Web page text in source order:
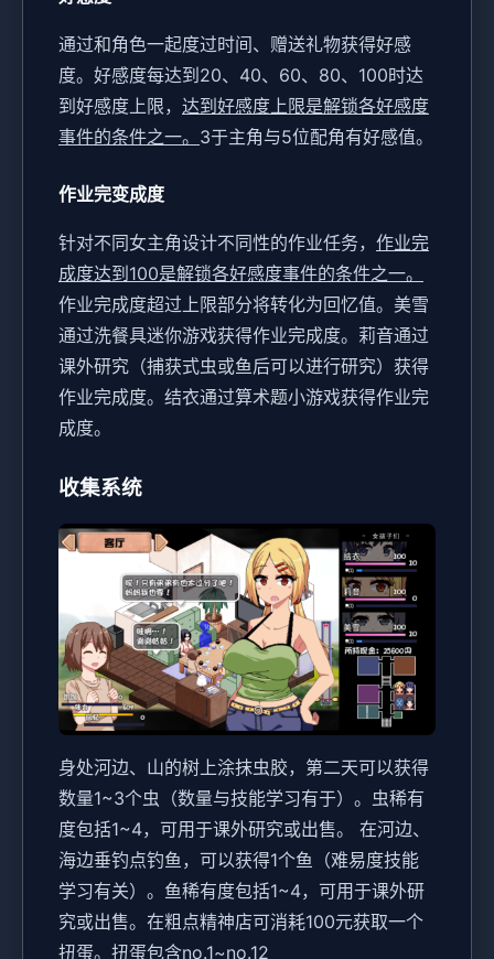
通过和角色一起度过时间、赠送礼物获得好感
度。 好感度每达到20、40、60、80、100时达
到好感度上限， 达到好感度上限是解锁各好感度
事件的条件之一。 3于主角与5位配角有好感值。
作业完变成度
针对不同女主角设计不同性的作业任务， 作业完
成度达到100是解锁各好感度事件的条件之一。
作业完成度超过上限部分将转化为回忆值。 美雪
通过洗餐具迷你游戏获得作业完成度。 莉音通过
课外研究（捕获式虫或鱼后可以进行研究）获得
作业完成度。 结衣通过算术题小游戏获得作业完
成度。
收集系统
身处河边、山的树上涂抹虫胶，第二天可以获得
数量1~3个虫（数量与技能学习有于）。虫稀有
度包括1~4，可用于课外研究或出售。
在河边、
海边垂钓点钓鱼，可以获得1个鱼（难易度技能
学习有关）。鱼稀有度包括1~4，可用于课外研
究或出售。 在粗点精神店可消耗100元获取一个
扭蛋。扭蛋包含no.1~no.12